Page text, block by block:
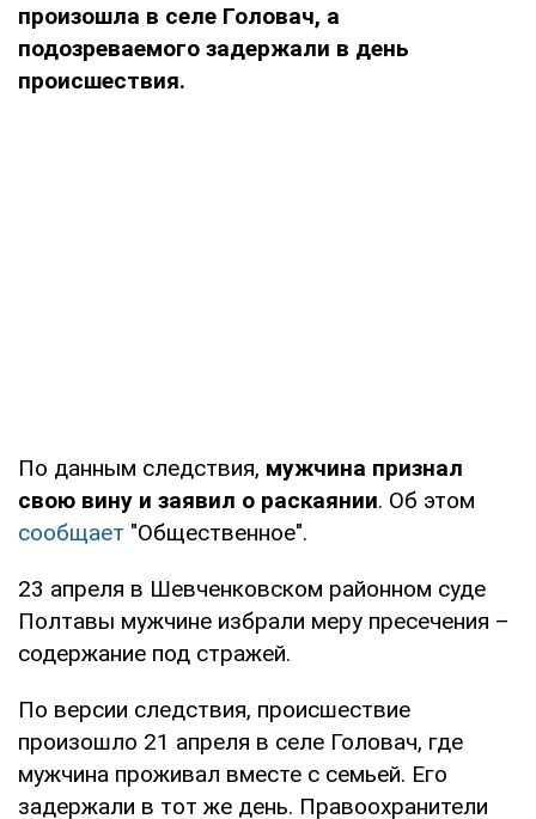
произошла в селе Головач, а
подозреваемого задержали в день
происшествия.
По данным следствия, мужчина признал
свою вину и заявил о раскаянии. Об этом
сообщает "Общественное".
23 апреля в Шевченковском районном суде
Полтавы мужчине избрали меру пресечения –
содержание под стражей.
По версии следствия, происшествие
произошло 21 апреля в селе Головач, где
мужчина проживал вместе с семьей. Его
задержали в тот же день. Правоохранители